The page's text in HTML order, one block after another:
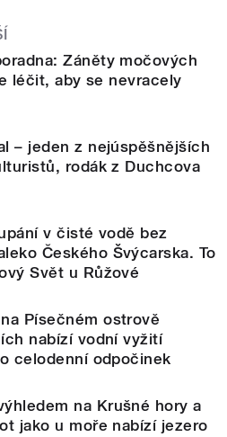
Záněty močových
léčit, aby se nevracely
– jeden z nejúspěšnějších
rodák z Duchcova
v čisté vodě bez
Českého Švýcarska. To
Svět u Růžové
Písečném ostrově
nabízí vodní vyžití
celodenní odpočinek
na Krušné hory a
jako u moře nabízí jezero